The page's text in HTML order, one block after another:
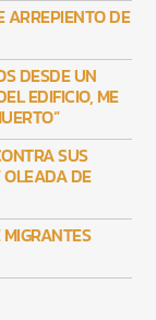
ARREPIENTO DE
DESDE UN
EDIFICIO, ME
SUS
OLEADA DE